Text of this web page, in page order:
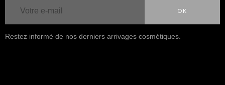
OK
Restez informé de nos derniers arrivages cosmétiques.